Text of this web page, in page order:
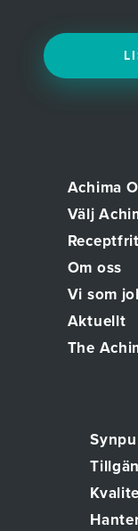
Achima
Välj
Om oss
Vi som
Aktuellt
The